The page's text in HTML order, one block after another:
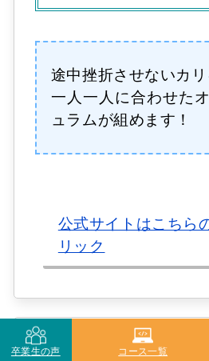
途中挫折させないカリ
一人一人に合わせた
ュラムが組めます！
公式サイトはこちら
リック
卒業生の声 コース一覧